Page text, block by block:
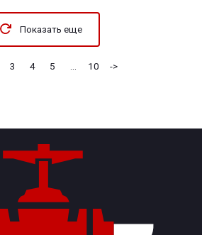
Показать еще
3 4 5 10 ->